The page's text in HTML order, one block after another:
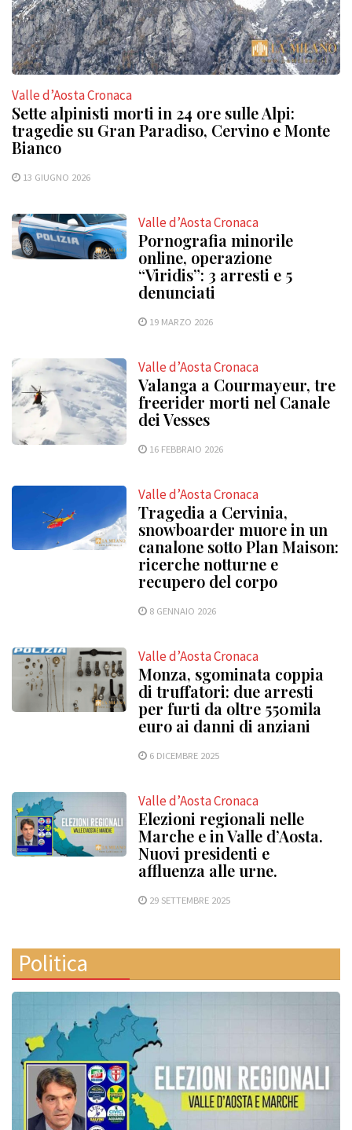
Valle d’Aosta Cronaca
Sette alpinisti morti in 24 ore sulle Alpi:
tragedie su Gran Paradiso, Cervino e Monte
Bianco
13 GIUGNO 2026
Valle d’Aosta Cronaca
Pornografia minorile
online, operazione
“Viridis”: 3 arresti e 5
denunciati
19 MARZO 2026
Valle d’Aosta Cronaca
Valanga a Courmayeur, tre
freerider morti nel Canale
dei Vesses
16 FEBBRAIO 2026
Valle d’Aosta Cronaca
Tragedia a Cervinia,
snowboarder muore in un
canalone sotto Plan Maison:
ricerche notturne e
recupero del corpo
8 GENNAIO 2026
Valle d’Aosta Cronaca
Monza, sgominata coppia
di truffatori: due arresti
per furti da oltre 550mila
euro ai danni di anziani
6 DICEMBRE 2025
Valle d’Aosta Cronaca
Elezioni regionali nelle
Marche e in Valle d’Aosta.
Nuovi presidenti e
affluenza alle urne.
29 SETTEMBRE 2025
Politica